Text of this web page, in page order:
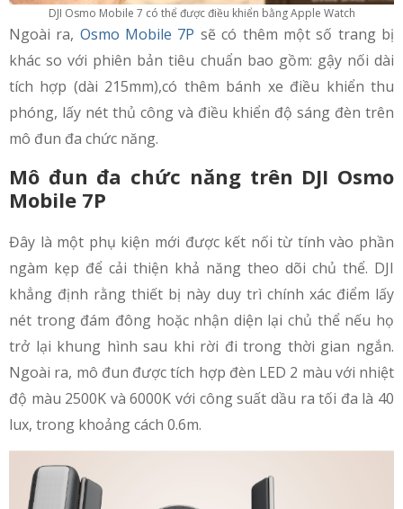
DJI Osmo Mobile 7 có thể được điều khiển bằng Apple Watch
Ngoài ra, Osmo Mobile 7P sẽ có thêm một số trang bị
khác so với phiên bản tiêu chuẩn bao gồm: gậy nối dài
tích hợp (dài 215mm),có thêm bánh xe điều khiển thu
phóng, lấy nét thủ công và điều khiển độ sáng đèn trên
mô đun đa chức năng.
Mô đun đa chức năng trên DJI Osmo
Mobile 7P
Đây là một phụ kiện mới được kết nối từ tính vào phần
ngàm kẹp để cải thiện khả năng theo dõi chủ thể. DJI
khẳng định rằng thiết bị này duy trì chính xác điểm lấy
nét trong đám đông hoặc nhận diện lại chủ thể nếu họ
trở lại khung hình sau khi rời đi trong thời gian ngắn.
Ngoài ra, mô đun được tích hợp đèn LED 2 màu với nhiệt
độ màu 2500K và 6000K với công suất dầu ra tối đa là 40
lux, trong khoảng cách 0.6m.